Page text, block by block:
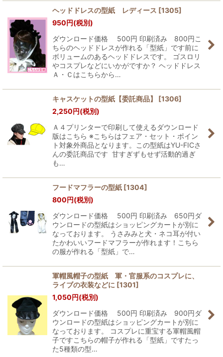
ヘッドドレスの型紙 レディース [1305]
950円(税別)
ダウンロード価格 500円 印刷済み 800円こ
ちらのヘッドドレスが作れる「型紙」です前に
ボリュームのあるヘッドドレスです。 ゴスロリ
やコスプレなどにいかがですか？ ヘッドドレス
Ａ・Ｃはこちらから…
キャスケットの型紙【委託商品】 [1306]
2,250円(税別)
Ａ４プリンターで印刷して使えるダウンロード
版はこちら ※こちらはフェア・セット・ポイン
ト対象外商品となります。この型紙はYU-FICさ
んの委託商品です 甘すぎずもせず活動的過ぎ
も…
フードマフラーの型紙 [1304]
800円(税別)
ダウンロード価格 500円 印刷済み 650円ダ
ウンロードの型紙はショッピングカートが別に
なっております。 うさみみと犬・ネコ耳が付い
たかわいいフードマフラーが作れます！こちら
の服が作れる「型紙」で…
軍帽風帽子の型紙 軍・官服系のコスプレに、
ライブの衣装などに [1301]
1,050円(税別)
ダウンロード価格 500円 印刷済み 900円ダ
ウンロードの型紙はショッピングカートが別に
なっております。 コスプレに重宝する軍帽風帽
子ですこちらの帽子が作れる「型紙」ですたっ
た5種類の型…